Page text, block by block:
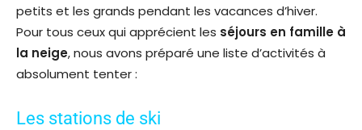
petits et les grands pendant les vacances d’hiver.
Pour tous ceux qui apprécient les séjours en famille à
la neige, nous avons préparé une liste d’activités à
absolument tenter :
Les stations de ski